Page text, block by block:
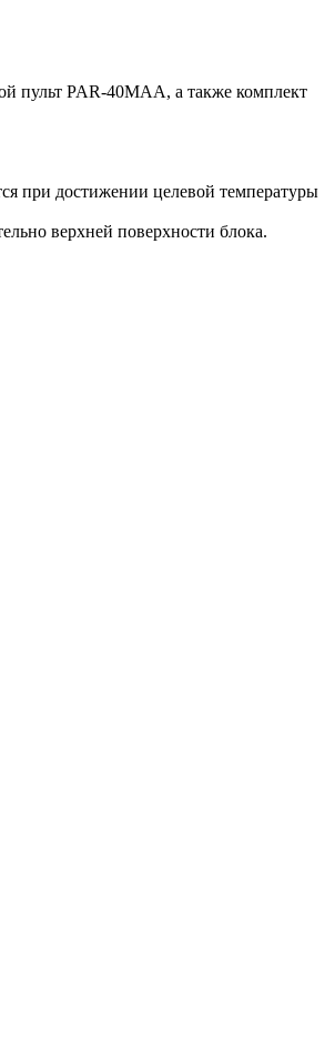
пульт PAR-40MAA, а также комплект
при достижении целевой температуры
верхней поверхности блока.